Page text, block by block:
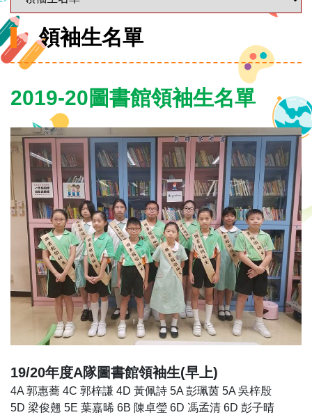
領袖生名單
2019-20圖書館領袖生名單
19/20年度A隊圖書館領袖生(早上)
4A 郭惠蕎 4C 郭梓謙 4D 黃佩詩 5A 彭珮茵 5A 吳梓殷
5D 梁俊翹 5E 葉嘉晞 6B 陳卓瑩 6D 馮孟清 6D 彭子晴